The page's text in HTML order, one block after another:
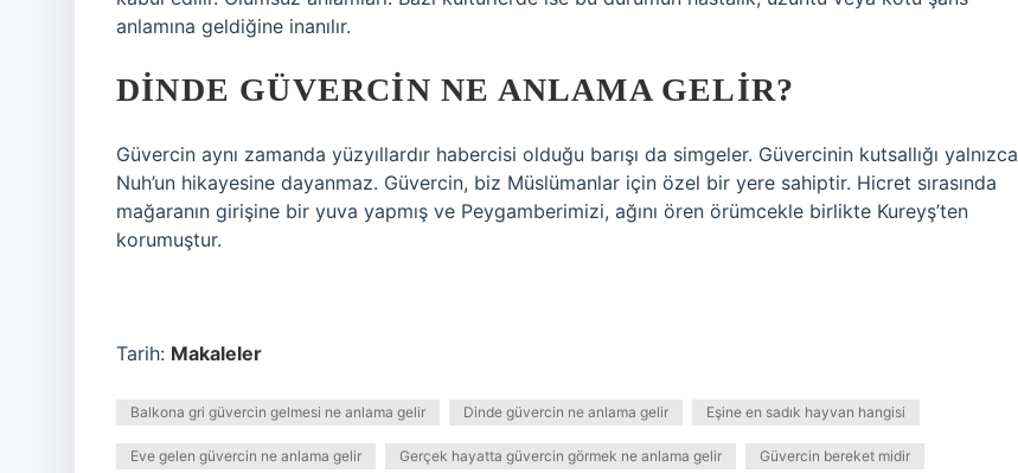
anlamına geldiğine inanılır.
DINDE GÜVERCIN NE ANLAMA GELIR?
Güvercin aynı zamanda yüzyıllardır habercisi olduğu barışı da simgeler. Güvercinin kutsallığı yalnızca
Nuh’un hikayesine dayanmaz. Güvercin, biz Müslümanlar için özel bir yere sahiptir. Hicret sırasında
mağaranın girişine bir yuva yapmış ve Peygamberimizi, ağını ören örümcekle birlikte Kureyş’ten
korumuştur.
Tarih: Makaleler
Balkona gri güvercin gelmesi ne anlama gelir Dinde güvercin ne anlama gelir Eşine en sadık hayvan hangisi
Eve gelen güvercin ne anlama gelir Gerçek hayatta güvercin görmek ne anlama gelir Güvercin bereket midir